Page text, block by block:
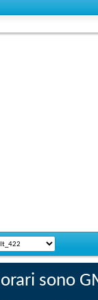
sono